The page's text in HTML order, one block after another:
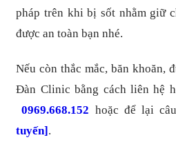
pháp trên khi bị sốt nhằm giữ
được an toàn bạn nhé.
Nếu còn thắc mắc, băn khoăn,
Đàn Clinic bằng cách liên hệ
0969.668.152 hoặc để lại
tuyến] .